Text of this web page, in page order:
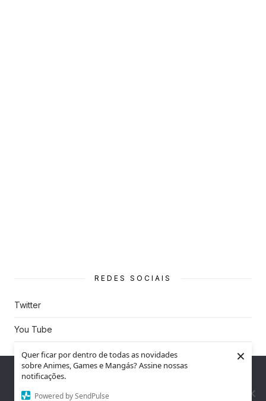
Quer ficar por dentro de todas as novidades
sobre Animes, Games e Mangás? Assine nossas
notificações.
Powered by SendPulse
×
REDES SOCIAIS
Twitter
You Tube
Instagram
Nós utilizamos cookies para garantir que você tenha a melhor
experiência em nosso site. Se você continua a usar este site,
assumimos que você está satisfeito.